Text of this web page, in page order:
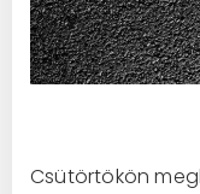
Csütörtökön